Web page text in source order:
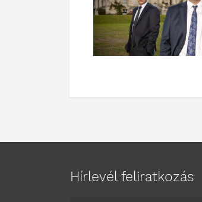
Hírlevél feliratkozás